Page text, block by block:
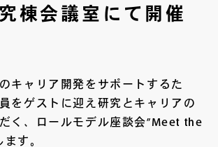
棟会議室にて開催
キャリア開発をサポートするた
をゲストに迎え研究とキャリアの
く、ロールモデル座談会”Meet the
す。